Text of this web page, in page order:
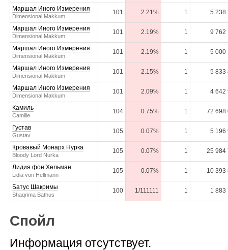
Маршал Иного Измерения
Dimensional Makkum
101 2.21% 1 5 238
Маршал Иного Измерения
Dimensional Makkum
101 2.19% 1 9 762
Маршал Иного Измерения
Dimensional Makkum
101 2.19% 1 5 000
Маршал Иного Измерения
Dimensional Makkum
101 2.15% 1 5 833
Маршал Иного Измерения
Dimensional Makkum
101 2.09% 1 4 642
Камиль
Camille
104 0.75% 1 72 698
Густав
Gustav
105 0.07% 1 5 196
Кровавый Монарх Нурка
Bloody Lord Nurka
105 0.07% 1 25 984
Лидия фон Хельман
Lidia von Hellmann
105 0.07% 1 10 393
Батус Шакримы
Shaqrima Bathus
100 1/111111 1 1 883
Спойл
Информация отсутствует.